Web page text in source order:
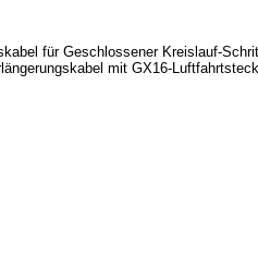
für Geschlossener Kreislauf-
mit GX16-